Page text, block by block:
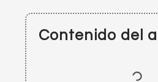
Contenido del